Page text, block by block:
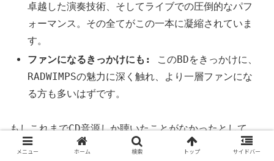
卓越した演奏技術、そしてライブでの圧倒的なパフ
ォーマンス。その全てがこの一本に凝縮されていま
す。
ファンになるきっかけにも:
このBDをきっかけに、
RADWIMPSの魅力に深く触れ、より一層ファンにな
る方も多いはずです。
もしこれまでCD音源しか聴いたことがなかったとして
も、このライブBDでRADWIMPSの真骨頂であるライブパ
メニュー ホーム 検索 トップ サイドバー